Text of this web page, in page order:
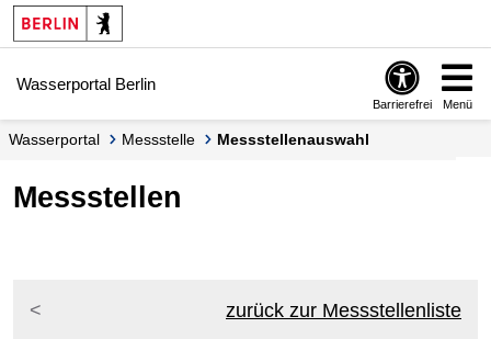
Springe zur Navigation
Springe zum Inhalt
Wasserportal Berlin
Barrierefrei Menü
Wasserportal Messstelle Messstellenauswahl
Messstellen
zurück zur Messstellenliste